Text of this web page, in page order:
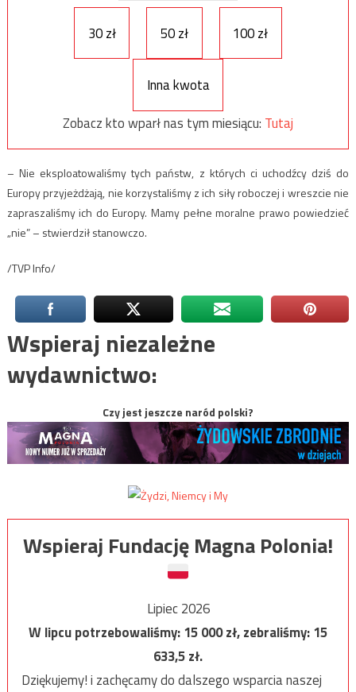
30 zł 50 zł 100 zł
Inna kwota
Zobacz kto wparł nas tym miesiącu: Tutaj
– Nie eksploatowaliśmy tych państw, z których ci uchodźcy dziś do
Europy przyjeżdżają, nie korzystaliśmy z ich siły roboczej i wreszcie nie
zapraszaliśmy ich do Europy. Mamy pełne moralne prawo powiedzieć
„nie” – stwierdził stanowczo.
/TVP Info/
Wspieraj niezależne
wydawnictwo:
Czy jest jeszcze naród polski?
Wspieraj Fundację Magna Polonia!
Lipiec 2026
W lipcu potrzebowaliśmy:15 000zł, zebraliśmy:15
633,5zł.
Dziękujemy! i zachęcamy do dalszego wsparcia naszej